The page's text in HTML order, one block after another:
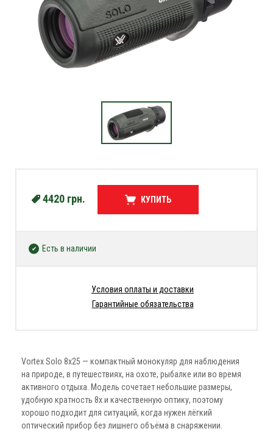
Vortex Solo 8x25 — компактный монокуляр для наблюдения
на природе, в путешествиях, на охоте, рыбалке или во время
активного отдыха. Модель сочетает небольшие размеры,
удобную кратность 8x и качественную оптику, поэтому
хорошо подходит для ситуаций, когда нужен лёгкий
оптический прибор без лишнего объёма в снаряжении.
4420 грн. КУПИТЬ
Есть в наличии
Условия оплаты и доставки
Гарантийные обязательства